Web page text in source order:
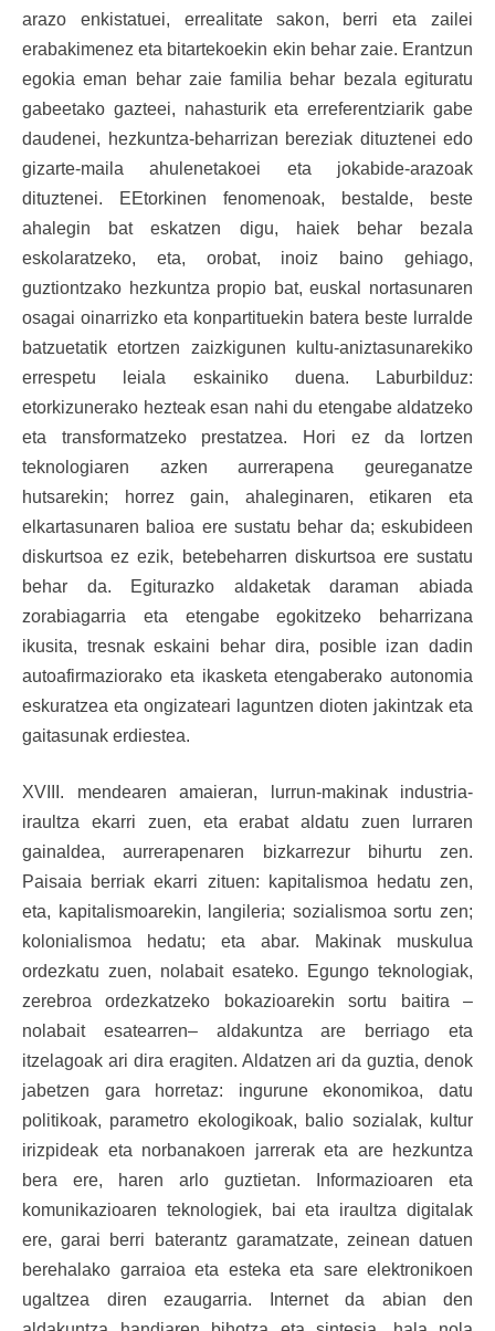
arazo enkistatuei, errealitate sakon, berri eta zailei
erabakimenez eta bitartekoekin ekin behar zaie. Erantzun
egokia eman behar zaie familia behar bezala egituratu
gabeetako gazteei, nahasturik eta erreferentziarik gabe
daudenei, hezkuntza-beharrizan bereziak dituztenei edo
gizarte-maila ahulenetakoei eta jokabide-arazoak
dituztenei. EEtorkinen fenomenoak, bestalde, beste
ahalegin bat eskatzen digu, haiek behar bezala
eskolaratzeko, eta, orobat, inoiz baino gehiago,
guztiontzako hezkuntza propio bat, euskal nortasunaren
osagai oinarrizko eta konpartituekin batera beste lurralde
batzuetatik etortzen zaizkigunen kultu-aniztasunarekiko
errespetu leiala eskainiko duena. Laburbilduz:
etorkizunerako hezteak esan nahi du etengabe aldatzeko
eta transformatzeko prestatzea. Hori ez da lortzen
teknologiaren azken aurrerapena geureganatze
hutsarekin; horrez gain, ahaleginaren, etikaren eta
elkartasunaren balioa ere sustatu behar da; eskubideen
diskurtsoa ez ezik, betebeharren diskurtsoa ere sustatu
behar da. Egiturazko aldaketak daraman abiada
zorabiagarria eta etengabe egokitzeko beharrizana
ikusita, tresnak eskaini behar dira, posible izan dadin
autoafirmaziorako eta ikasketa etengaberako autonomia
eskuratzea eta ongizateari laguntzen dioten jakintzak eta
gaitasunak erdiestea.
XVIII. mendearen amaieran, lurrun-makinak industria-
iraultza ekarri zuen, eta erabat aldatu zuen lurraren
gainaldea, aurrerapenaren bizkarrezur bihurtu zen.
Paisaia berriak ekarri zituen: kapitalismoa hedatu zen,
eta, kapitalismoarekin, langileria; sozialismoa sortu zen;
kolonialismoa hedatu; eta abar. Makinak muskulua
ordezkatu zuen, nolabait esateko. Egungo teknologiak,
zerebroa ordezkatzeko bokazioarekin sortu baitira –
nolabait esatearren– aldakuntza are berriago eta
itzelagoak ari dira eragiten. Aldatzen ari da guztia, denok
jabetzen gara horretaz: ingurune ekonomikoa, datu
politikoak, parametro ekologikoak, balio sozialak, kultur
irizpideak eta norbanakoen jarrerak eta are hezkuntza
bera ere, haren arlo guztietan. Informazioaren eta
komunikazioaren teknologiek, bai eta iraultza digitalak
ere, garai berri baterantz garamatzate, zeinean datuen
berehalako garraioa eta esteka eta sare elektronikoen
ugaltzea diren ezaugarria. Internet da abian den